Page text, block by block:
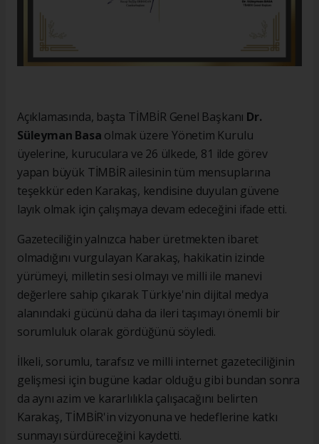
Açıklamasında, başta TİMBİR Genel Başkanı Dr.
Süleyman Basa olmak üzere Yönetim Kurulu
üyelerine, kuruculara ve 26 ülkede, 81 ilde görev
yapan büyük TİMBİR ailesinin tüm mensuplarına
teşekkür eden Karakaş, kendisine duyulan güvene
layık olmak için çalışmaya devam edeceğini ifade etti.
Gazeteciliğin yalnızca haber üretmekten ibaret
olmadığını vurgulayan Karakaş, hakikatin izinde
yürümeyi, milletin sesi olmayı ve milli ile manevi
değerlere sahip çıkarak Türkiye'nin dijital medya
alanındaki gücünü daha da ileri taşımayı önemli bir
sorumluluk olarak gördüğünü söyledi.
İlkeli, sorumlu, tarafsız ve milli internet gazeteciliğinin
gelişmesi için bugüne kadar olduğu gibi bundan sonra
da aynı azim ve kararlılıkla çalışacağını belirten
Karakaş, TİMBİR'in vizyonuna ve hedeflerine katkı
sunmayı sürdüreceğini kaydetti.